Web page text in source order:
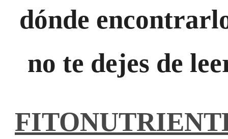
dónde
no te dejes de